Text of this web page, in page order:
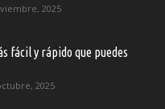
2025
fácil y rápido que puedes
2025